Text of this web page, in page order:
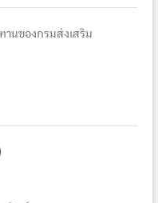
านของกรมส่งเสริม